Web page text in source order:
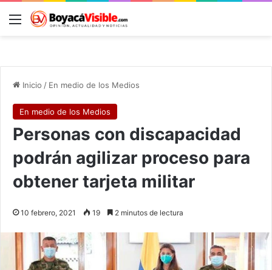
Menú
Inicio / En medio de los Medios
En medio de los Medios
Personas con discapacidad
podrán agilizar proceso para
obtener tarjeta militar
10 febrero, 2021 19 2 minutos de lectura